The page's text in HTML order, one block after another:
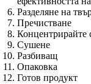
Разделяне на
Пречистване
Концентрирайте
Сушене
Разбиващ
Опаковка
Готов продукт